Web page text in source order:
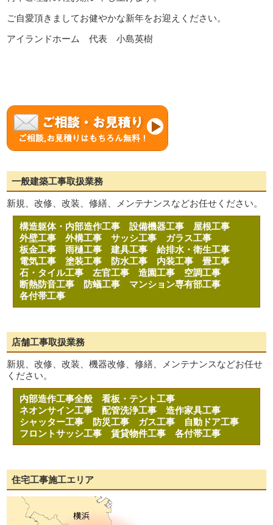
ご自愛頂きましてお健やかな新年をお迎えください。
アイランドホーム 代表 小島英樹
一般建築工事取扱業務
新規、改修、改装、修繕、メンテナンスなどお任せください。
構造躯体・内部造作工事設備機器工事 屋根工事
外壁工事外構工事サッシ工事 ガラス工事
板金工事雨樋工事建具工事給排水・衛生工事
電気工事塗装工事 防水工事 内装工事畳工事
石・タイル工事左官工事造園工事 空調工事
断熱防音工事
防蟻工事 マンション専有部工事
各付帯工事
店舗工事取扱業務
新規、改修、改装、機器改修、修繕、メンテナンスなどお任せ
ください。
内部造作工事全般看板・テント工事
ネオンサイン工事配管洗浄工事造作家具工事
シャッター工事
防災工事 ガス工事
自動ドア工事
フロントサッシ工事賃貸物件工事各付帯工事
住宅工事施工エリア